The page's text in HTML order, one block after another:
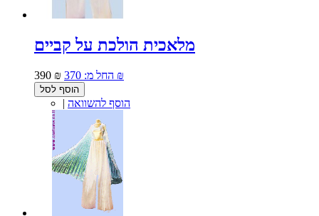
מלאכית הולכת על קביים
390 ₪ החל מ: 370 ₪
הוסף לסל
| הוסף להשוואה